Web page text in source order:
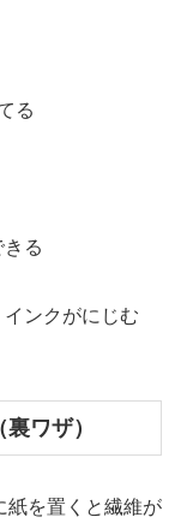
る
る
ンクがにじむ
ワザ）
紙を置くと繊維が